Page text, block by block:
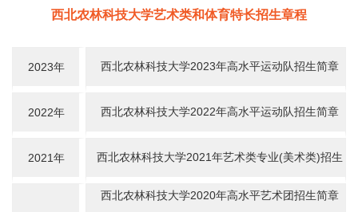
西北农林科技大学艺术类和体育特长招生章程
2023年 西北农林科技大学2023年高水平运动队招生简章
2022年 西北农林科技大学2022年高水平运动队招生简章
2021年
西北农林科技大学2021年艺术类专业(美术类)招生
西北农林科技大学2020年高水平艺术团招生简章